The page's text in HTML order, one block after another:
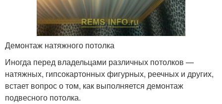
Демонтаж натяжного потолка
Иногда перед владельцами различных потолков —
натяжных, гипсокартонных фигурных, реечных и других,
встает вопрос о том, как выполняется демонтаж
подвесного потолка.